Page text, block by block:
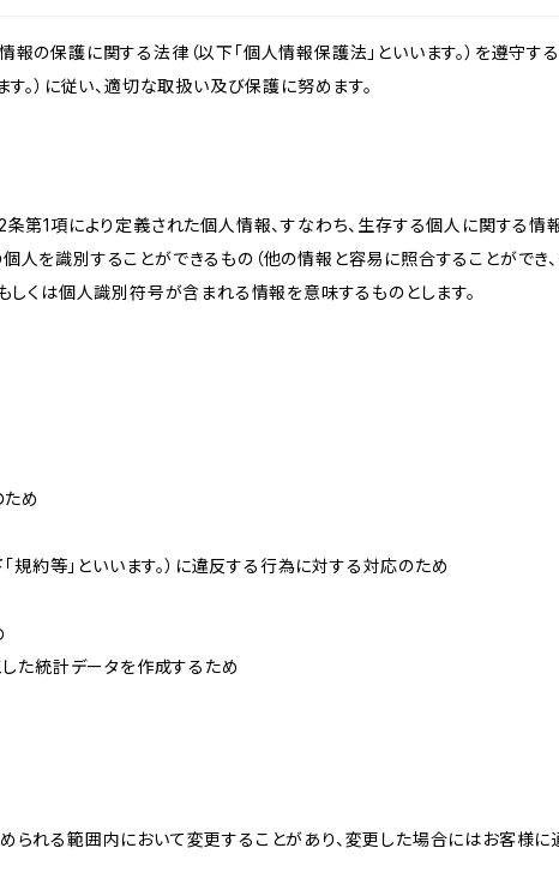
の保護に関する法律（以下「個人情報保護法」といいます。）を遵守する
。）に従い、適切な取扱い及び保護に努めます。
第1項により定義された個人情報、すなわち、生存する個人に関する情
を識別することができるもの（他の情報と容易に照合することができ
しくは個人識別符号が含まれる情報を意味するものとします。
ため
規約等」といいます。）に違反する行為に対する対応のため
した統計データを作成するため
られる範囲内において変更することがあり、変更した場合にはお客様